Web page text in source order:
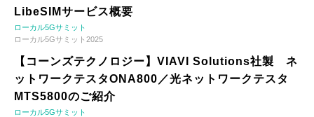
LibeSIMサービス概要
ローカル5Gサミット
ローカル5Gサミット2025
【コーンズテクノロジー】VIAVI Solutions社製 ネ
ットワークテスタONA800／光ネットワークテスタ
MTS5800のご紹介
ローカル5Gサミット